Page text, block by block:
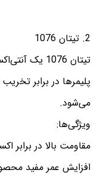
2. تیتان 1076
تیتان 1076
پلیمرها در برابر
می‌شود.
ویژگی‌ها:
مقاومت بالا در برابر
افزایش عمر مفید